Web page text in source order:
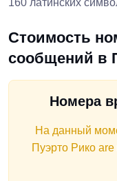
160 латинских
Стоимость
сообщений в
Номера
На данный
Пуэрто Рико